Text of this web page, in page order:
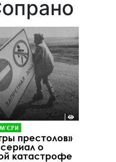
престолов»
о
катастрофе